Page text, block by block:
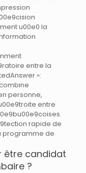
u00e0 la
entre la
»:
combine
personne,
entre
rapide de
programme de
être candidat
?